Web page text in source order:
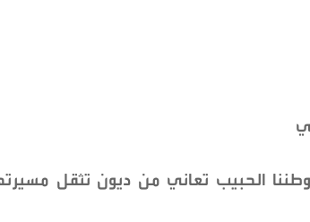
الحبيب تعاني من ديون تثقل